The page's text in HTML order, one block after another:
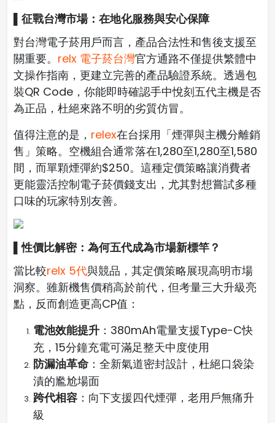
▌征戰台灣市場：在地化服務與安心保障
對台灣電子菸用戶而言，產品合法性和售後支援至
關重要。 relx 電子菸台灣官方通路不僅提供繁體中
文操作指南，更建立完善的產品驗證系統。透過包
裝QR Code，你能即時確認手中悅刻五代主機是否
為正品，杜絕來路不明的劣質仿冒。
值得注意的是， relex在台採用「煙彈與主機分離銷
售」策略。空機組合通常落在1,280至1,280至1,580
間，而單顆煙彈約$250。這種定價策略讓消費者
更能靈活控制電子菸價錢支出，尤其對想嘗試多種
口味的玩家特別友善。
▌性價比解密：為何五代成為市場新標竿？
當比較relx 5代與競品，其定價策略展現高明市場
洞察。雖新機售價稍高於前代，但考量三大升級亮
點，反而創造更高CP值：
電池效能提升 ：380mAh電量支援Type-C快
充，15分鐘充電可滿足整天中度使用
防漏油革命 ：全新氣道密封設計，杜絕口袋染
漬的尷尬場面
跨代相容 ：向下支援四代煙彈，老用戶無痛升
級